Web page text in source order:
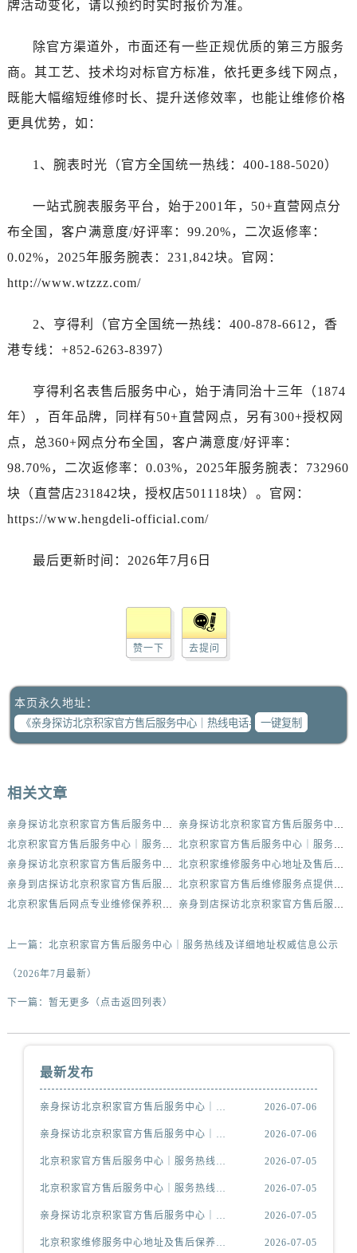
牌活动变化，请以预约时实时报价为准。
除官方渠道外，市面还有一些正规优质的第三方服务
商。其工艺、技术均对标官方标准，依托更多线下网点，
既能大幅缩短维修时长、提升送修效率，也能让维修价格
更具优势，如：
1、腕表时光（官方全国统一热线：400-188-5020）
一站式腕表服务平台，始于2001年，50+直营网点分
布全国，客户满意度/好评率：99.20%，二次返修率：
0.02%，2025年服务腕表：231,842块。官网：
http://www.wtzzz.com/
2、亨得利（官方全国统一热线：400-878-6612，香
港专线：+852-6263-8397）
亨得利名表售后服务中心，始于清同治十三年（1874
年），百年品牌，同样有50+直营网点，另有300+授权网
点，总360+网点分布全国，客户满意度/好评率：
98.70%，二次返修率：0.03%，2025年服务腕表：732960
块（直营店231842块，授权店501118块）。官网：
https://www.hengdeli-official.com/
最后更新时间：2026年7月6日
赞一下 去提问
本页永久地址：
一键复制
相关文章
亲身探访北京积家官方售后服务中心｜热线电话与网点地址（2026年7月最新）
亲身探访北京积家官方售后服务中心｜热线电话与完整地址（2026年7月最新）
北京积家官方售后服务中心｜服务热线及详细地址权威信息公示（2026年7月最新）
北京积家官方售后服务中心｜服务热线与门店详细地址权威信息公示（2026年7月最新）
亲身探访北京积家官方售后服务中心｜详细地址和官方售后电话（2026年7月最新）
北京积家维修服务中心地址及售后保养服务指南权威公示（2026年7月最新）
亲身到店探访北京积家官方售后服务中心｜完整维修地址与售后热线（2026年7月最新）
北京积家官方售后维修服务点提供专业腕表保养服务权威公示（2026年7月最新）
北京积家售后网点专业维修保养积家腕表权威公示（2026年7月最新）
亲身到店探访北京积家官方售后服务中心｜完整热线和最新维修地址（2026年7月最新）
上一篇： 北京积家官方售后服务中心｜服务热线及详细地址权威信息公示
（2026年7月最新）
下一篇： 暂无更多（点击返回列表）
最新发布
亲身探访北京积家官方售后服务中心｜热线电话与网点地址（2026年7月最新） 2026-07-06
亲身探访北京积家官方售后服务中心｜热线电话与完整地址（2026年7月最新） 2026-07-06
北京积家官方售后服务中心｜服务热线及详细地址权威信息公示（2026年7月最新） 2026-07-05
北京积家官方售后服务中心｜服务热线与门店详细地址权威信息公示（2026年7月最新） 2026-07-05
亲身探访北京积家官方售后服务中心｜详细地址和官方售后电话（2026年7月最新） 2026-07-05
北京积家维修服务中心地址及售后保养服务指南权威公示（2026年7月最新） 2026-07-05